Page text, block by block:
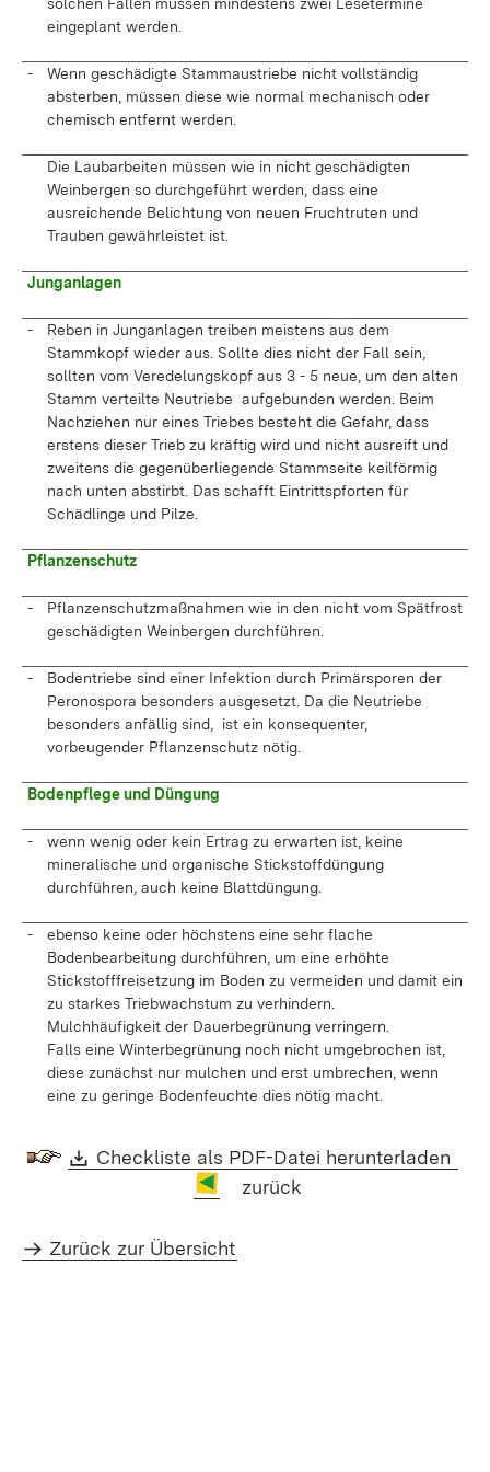
eingeplant werden.
-
Wenn geschädigte Stammaustriebe nicht vollständig
absterben, müssen diese wie normal mechanisch oder
chemisch entfernt werden.
Die Laubarbeiten müssen wie in nicht geschädigten
Weinbergen so durchgeführt werden, dass eine
ausreichende Belichtung von neuen Fruchtruten und
Trauben gewährleistet ist.
Junganlagen
-
Reben in Junganlagen treiben meistens aus dem
Stammkopf wieder aus. Sollte dies nicht der Fall sein,
sollten vom Veredelungskopf aus 3 - 5 neue, um den alten
Stamm verteilte Neutriebe aufgebunden werden. Beim
Nachziehen nur eines Triebes besteht die Gefahr, dass
erstens dieser Trieb zu kräftig wird und nicht ausreift und
zweitens die gegenüberliegende Stammseite keilförmig
nach unten abstirbt. Das schafft Eintrittspforten für
Schädlinge und Pilze.
Pflanzenschutz
-
Pflanzenschutzmaßnahmen wie in den nicht vom Spätfrost
geschädigten Weinbergen durchführen.
-
Bodentriebe sind einer Infektion durch Primärsporen der
Peronospora besonders ausgesetzt. Da die Neutriebe
besonders anfällig sind, ist ein konsequenter,
vorbeugender Pflanzenschutz nötig.
Bodenpflege und Düngung
-
wenn wenig oder kein Ertrag zu erwarten ist, keine
mineralische und organische Stickstoffdüngung
durchführen, auch keine Blattdüngung.
-
ebenso keine oder höchstens eine sehr flache
Bodenbearbeitung durchführen, um eine erhöhte
Stickstofffreisetzung im Boden zu vermeiden und damit ein
zu starkes Triebwachstum zu verhindern.
Mulchhäufigkeit der Dauerbegrünung verringern.
Falls eine Winterbegrünung noch nicht umgebrochen ist,
diese zunächst nur mulchen und erst umbrechen, wenn
eine zu geringe Bodenfeuchte dies nötig macht.
Download:
Checkliste als PDF-Datei herunterladen
zurück
Zurück zur Übersicht